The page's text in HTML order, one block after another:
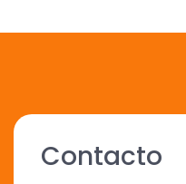
Contacto